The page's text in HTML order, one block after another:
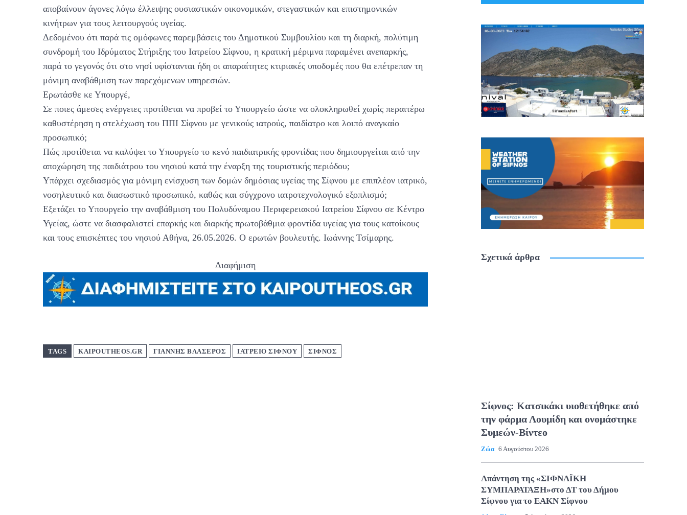
αποβαίνουν άγονες λόγω έλλειψης ουσιαστικών οικονομικών, στεγαστικών και επιστημονικών
κινήτρων για τους λειτουργούς υγείας.
Δεδομένου ότι παρά τις ομόφωνες παρεμβάσεις του Δημοτικού Συμβουλίου και τη διαρκή, πολύτιμη
συνδρομή του Ιδρύματος Στήριξης του Ιατρείου Σίφνου, η κρατική μέριμνα παραμένει ανεπαρκής,
παρά το γεγονός ότι στο νησί υφίστανται ήδη οι απαραίτητες κτιριακές υποδομές που θα επέτρεπαν τη
μόνιμη αναβάθμιση των παρεχόμενων υπηρεσιών.
Ερωτάσθε κε Υπουργέ,
Σε ποιες άμεσες ενέργειες προτίθεται να προβεί το Υπουργείο ώστε να ολοκληρωθεί χωρίς περαιτέρω
καθυστέρηση η στελέχωση του ΠΠΙ Σίφνου με γενικούς ιατρούς, παιδίατρο και λοιπό αναγκαίο
προσωπικό;
Πώς προτίθεται να καλύψει το Υπουργείο το κενό παιδιατρικής φροντίδας που δημιουργείται από την
αποχώρηση της παιδιάτρου του νησιού κατά την έναρξη της τουριστικής περιόδου;
Υπάρχει σχεδιασμός για μόνιμη ενίσχυση των δομών δημόσιας υγείας της Σίφνου με επιπλέον ιατρικό,
νοσηλευτικό και διασωστικό προσωπικό, καθώς και σύγχρονο ιατροτεχνολογικό εξοπλισμό;
Εξετάζει το Υπουργείο την αναβάθμιση του Πολυδύναμου Περιφερειακού Ιατρείου Σίφνου σε Κέντρο
Υγείας, ώστε να διασφαλιστεί επαρκής και διαρκής πρωτοβάθμια φροντίδα υγείας για τους κατοίκους
και τους επισκέπτες του νησιού Αθήνα, 26.05.2026. Ο ερωτών βουλευτής. Ιωάννης Τσίμαρης.
Διαφήμιση
TAGS KAIPOUTHEOS.GR ΓΙΑΝΝΗΣ ΒΛΑΣΕΡΟΣ ΙΑΤΡΕΙΟ ΣΙΦΝΟΥ ΣΙΦΝΟΣ
Σχετικά άρθρα
Σίφνος: Κατσικάκι υιοθετήθηκε από
την φάρμα Λουμίδη και ονομάστηκε
Συμεών-Βίντεο
Ζώα 6 Αυγούστου 2026
Απάντηση της «ΣΙΦΝΑΪΚΗ
ΣΥΜΠΑΡΑΤΑΞΗ»στο ΔΤ του Δήμου
Σίφνου για το ΕΑΚΝ Σίφνου